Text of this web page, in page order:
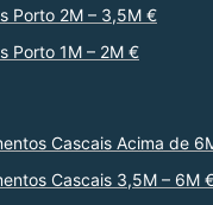
Porto 2M – 3,5M €
Porto 1M – 2M €
Cascais Acima de
Cascais 3,5M – 6M